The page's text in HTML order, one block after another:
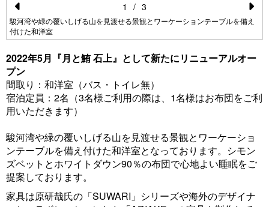
Pr
e
vi
o
u
s
駿河湾や緑の覆いしげる山を見渡せる景観とワーケーションテーブルを備え
付けた和洋室
N
e
xt
1 / 3
2022年5月『月と鮪 石上』として新たにリニューアルオー
プン
間取り：和洋室（バス・トイレ無）
宿泊定員：2名（3名様ご利用の際は、1名様はお布団をご利
用いただきます）
駿河湾や緑の覆いしげる山を見渡せる景観とワーケーショ
ンテーブルを備え付けた和洋室となっております。シモン
ズベットとホワイトダウン90％の布団で心地よい睡眠をご
提案しております。
家具は原研哉氏の「SUWARI」シリーズや海外のデザイナ